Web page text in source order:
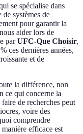
se spécialise dans
systèmes de
pour garantir la
aider lors de
parUFC-Que Choisir,
ces dernières années,
et de
la différence, non
ce qui concerne la
de recherches peut
voire des
comprendre
efficace est